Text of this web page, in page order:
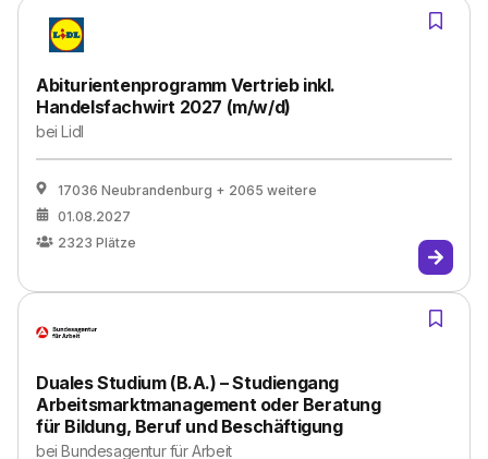
Abiturientenprogramm Vertrieb inkl.
Handelsfachwirt 2027 (m/w/d)
beiLidl
17036 Neubrandenburg + 2065 weitere
01.08.2027
2323 Plätze
Duales Studium (B.A.) – Studiengang
Arbeitsmarktmanagement oder Beratung
für Bildung, Beruf und Beschäftigung
beiBundesagentur für Arbeit